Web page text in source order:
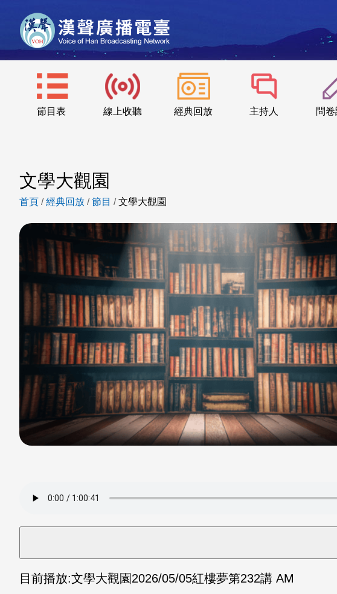
節目表 線上收聽 經典回放 主持人 問
文學大觀園
首頁 /經典回放 /節目 /文學大觀園
目前播放:文學大觀園2026/05/05紅樓夢第232講 AM